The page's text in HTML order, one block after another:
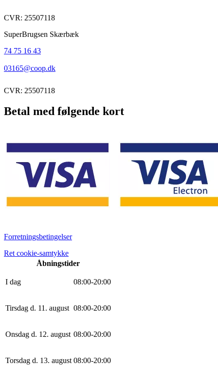
CVR: 25507118
SuperBrugsen Skærbæk
74 75 16 43
03165@coop.dk
CVR: 25507118
Betal med følgende kort
Forretningsbetingelser
Ret cookie-samtykke
Åbningstider
I dag 08:00-20:00
Tirsdag d. 11. august 08:00-20:00
Onsdag d. 12. august 08:00-20:00
Torsdag d. 13. august 08:00-20:00